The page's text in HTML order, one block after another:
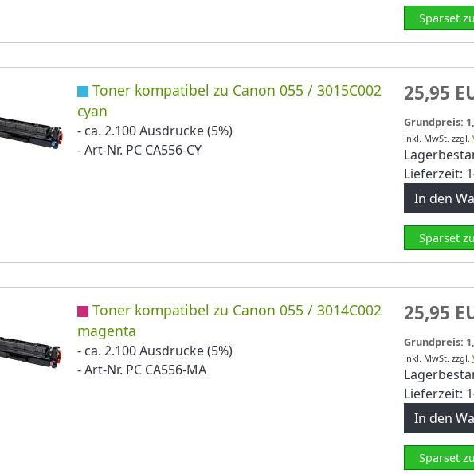
Sparset
Toner kompatibel zu Canon 055 / 3015C002
cyan
- ca. 2.100 Ausdrucke (5%)
- Art-Nr. PC CA556-CY
25,95
Grundpreis:
inkl. MwSt. zzgl.
Lieferzeit:
Sparset
Toner kompatibel zu Canon 055 / 3014C002
magenta
- ca. 2.100 Ausdrucke (5%)
- Art-Nr. PC CA556-MA
25,95
Grundpreis:
inkl. MwSt. zzgl.
Lieferzeit:
Sparset